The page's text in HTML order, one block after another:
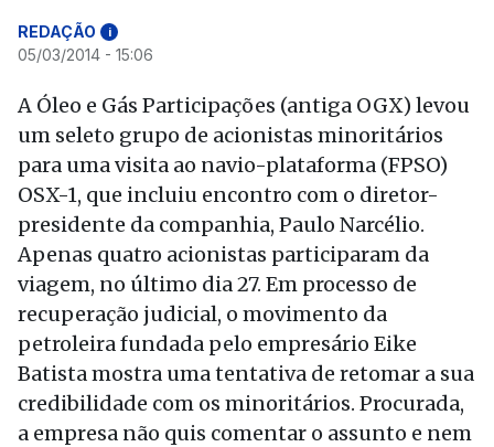
REDAÇÃO i
05/03/2014 - 15:06
A Óleo e Gás Participações (antiga OGX) levou
um seleto grupo de acionistas minoritários
para uma visita ao navio-plataforma (FPSO)
OSX-1, que incluiu encontro com o diretor-
presidente da companhia, Paulo Narcélio.
Apenas quatro acionistas participaram da
viagem, no último dia 27. Em processo de
recuperação judicial, o movimento da
petroleira fundada pelo empresário Eike
Batista mostra uma tentativa de retomar a sua
credibilidade com os minoritários. Procurada,
a empresa não quis comentar o assunto e nem